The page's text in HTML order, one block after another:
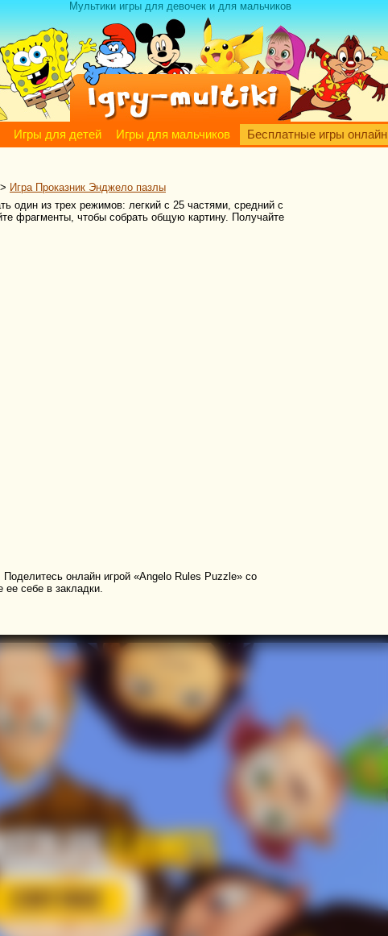
Мультики игры для девочек и для мальчиков
Игры для детей Игры для мальчиков Бесплатные игры онлайн
> Игра Проказник Энджело пазлы
один из трех режимов: легкий с 25 частями, средний с
фрагменты, чтобы собрать общую картину. Получайте
Поделитесь онлайн игрой «Angelo Rules Puzzle» со
ее себе в закладки.